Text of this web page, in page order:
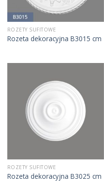
ROZETY SUFITOWE
Rozeta dekoracyjna B3015 cm
ROZETY SUFITOWE
Rozeta dekoracyjna B3025 cm